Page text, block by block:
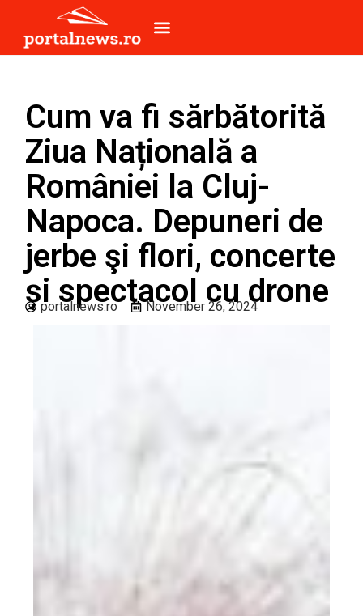
Cum va fi sărbătorită
Ziua Națională a
României la Cluj-
Napoca. Depuneri de
jerbe şi flori, concerte
și spectacol cu drone
portalnews.ro November 26, 2024